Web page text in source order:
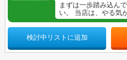
まずは一歩踏み込ん
い。 当店は、やる気
検討中リストに追加